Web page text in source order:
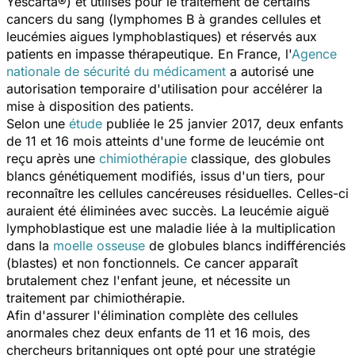
cancers du sang (lymphomes B à grandes cellules et
leucémies aigues lymphoblastiques) et réservés aux
patients en impasse thérapeutique. En France, l'Agence
nationale de sécurité du médicament a autorisé une
autorisation temporaire d'utilisation pour accélérer la
mise à disposition des patients.
Selon une étude publiée le 25 janvier 2017, deux enfants
de 11 et 16 mois atteints d'une forme de leucémie ont
reçu après une chimiothérapie classique, des globules
blancs génétiquement modifiés, issus d'un tiers, pour
reconnaître les cellules cancéreuses résiduelles. Celles-ci
auraient été éliminées avec succès. La leucémie aiguë
lymphoblastique est une maladie liée à la multiplication
dans la moelle osseuse de globules blancs indifférenciés
(blastes) et non fonctionnels. Ce cancer apparaît
brutalement chez l'enfant jeune, et nécessite un
traitement par chimiothérapie.
Afin d'assurer l'élimination complète des cellules
anormales chez deux enfants de 11 et 16 mois, des
chercheurs britanniques ont opté pour une stratégie